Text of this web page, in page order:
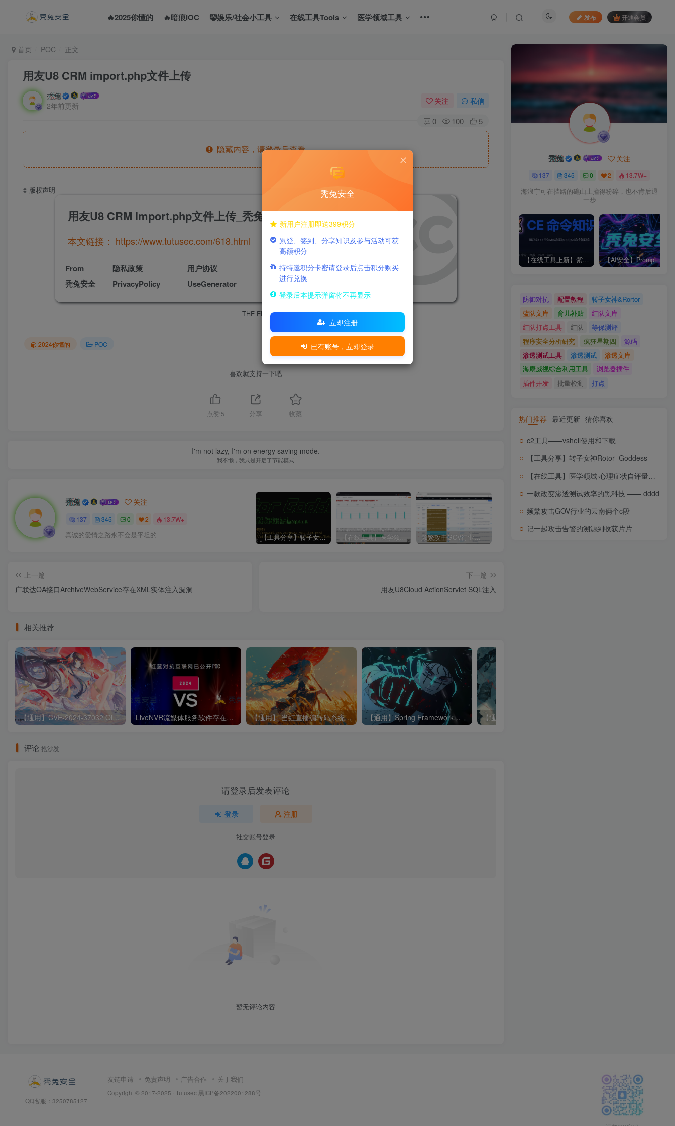
🔥2025你懂的 🔥暗痕IOC 🤡娱乐/社会小工具 在线工具Tools 医学领域工具 发布 开通会员
首页 POC 正文
用友U8 CRM import.php文件上传
秃兔
2年前更新
关注 私信
0 100 5
隐藏内容，请登录后查看
© 版权声明
用友U8 CRM import.php文件上传_秃兔安全
本文链接： https://www.tutusec.com/618.html
From
秃兔安全
隐私政策
PrivacyPolicy
用户协议
UseGenerator
许可协议
NC-SA 4.0
THE END
2024你懂的 POC
喜欢就支持一下吧
点赞 5 分享 收藏
I'm not lazy, I'm on energy saving mode.
我不懒，我只是开启了节能模式
秃兔 关注
137 345 0 2 13.7W+
真诚的爱情之路永不会是平坦的 【工具分享】转子女神Rotor_Goddess 频繁攻击GOV行业的云南俩个c段
上一篇
广联达OA接口ArchiveWebService存在XML实体注入漏洞
下一篇
用友U8Cloud ActionServlet SQL注入
相关推荐
【通用】CVE-2024-37032 Ollama 远程代码执行漏洞 LiveNVR流媒体服务软件存在未授权访问漏洞 【通用】 当虹直播编转码系统 Arcvideo Live存在任意文件上传漏洞 【通用】Spring Framework存在目录遍历漏洞(CVE-2024-38819)
评论 抢沙发
请登录后发表评论
登录 注册
社交账号登录
暂无评论内容
秃兔 关注
137 345 0 2 13.7W+
海浪宁可在挡路的礁山上撞得粉碎，也不肯后退
一步
【在线工具上新】紫兔CheatEngine命令知识库 【AI安全】Prompt 注入攻击示例及防御
防御对抗 配置教程
转子女神&Rortor
蓝队文库
育儿补贴
红队文库
红队打点工具
红队
等保测评
程序安全分析研究
疯狂星期四
源码
渗透测试工具
渗透测试
渗透文库
海康威视综合利用工具
浏览器插件
插件开发
批量检测 打点
热门推荐 最近更新 猜你喜欢
c2工具——vshell使用和下载
【工具分享】转子女神Rotor_Goddess
【在线工具】医学领域·心理症状自评量表SCL-90
一款改变渗透测试效率的黑科技 —— dddd
频繁攻击GOV行业的云南俩个c段
记一起攻击告警的溯源到收获片片
QQ客服：3250785127
友链申请 免责声明 广告合作 关于我们
Copyright © 2017-2025 · Tutusec 黑ICP备2022001288号
秃兔安全
新用户注册即送399积分
累登、签到、分享知识及参与活动可获
高额积分
持特邀积分卡密请登录后点击积分购买
进行兑换
登录后本提示弹窗将不再显示
立即注册
已有账号，立即登录